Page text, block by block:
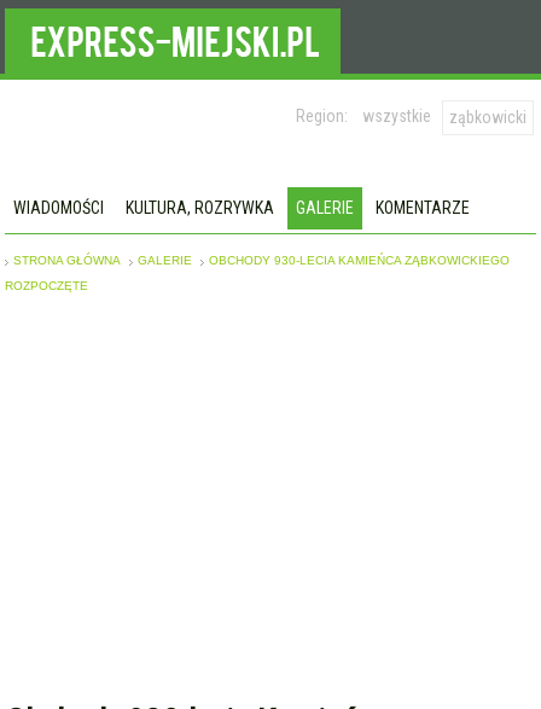
Region: wszystkie ząbkowicki
WIADOMOŚCI KULTURA, ROZRYWKA GALERIE KOMENTARZE
STRONA GŁÓWNA GALERIE
OBCHODY 930-LECIA KAMIEŃCA ZĄBKOWICKIEGO
ROZPOCZĘTE